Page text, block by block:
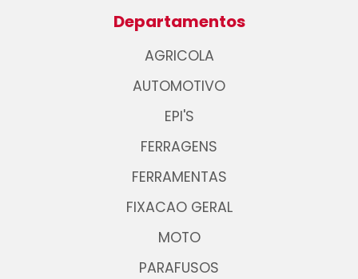
Departamentos
AGRICOLA
AUTOMOTIVO
EPI'S
FERRAGENS
FERRAMENTAS
FIXACAO GERAL
MOTO
PARAFUSOS